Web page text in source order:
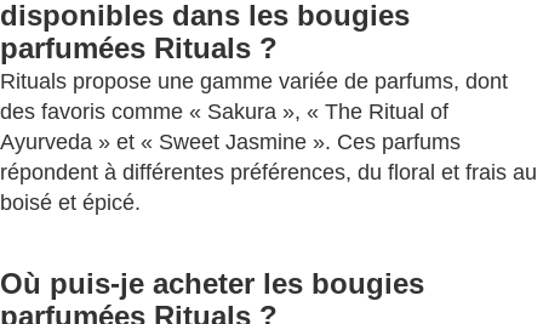
disponibles dans les bougies
parfumées Rituals ?
Rituals propose une gamme variée de parfums, dont
des favoris comme « Sakura », « The Ritual of
Ayurveda » et « Sweet Jasmine ». Ces parfums
répondent à différentes préférences, du floral et frais au
boisé et épicé.
Où puis-je acheter les bougies
parfumées Rituals ?